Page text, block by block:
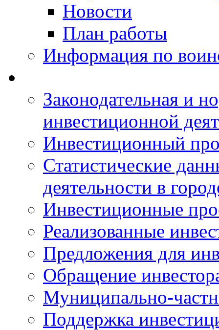
Новости
План работы
Информация по
Законодательная и
инвестиционной
Инвестиционный
Статистические
деятельности в
Инвестиционные
Реализованные
Предложения для
Обращение
Муниципально-
Поддержка